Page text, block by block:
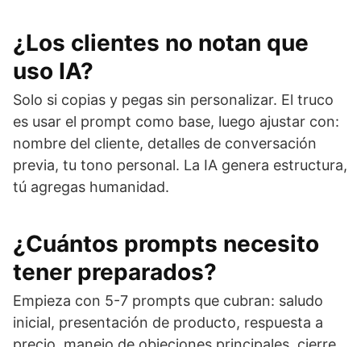
¿Los clientes no notan que
uso IA?
Solo si copias y pegas sin personalizar. El truco
es usar el prompt como base, luego ajustar con:
nombre del cliente, detalles de conversación
previa, tu tono personal. La IA genera estructura,
tú agregas humanidad.
¿Cuántos prompts necesito
tener preparados?
Empieza con 5-7 prompts que cubran: saludo
inicial, presentación de producto, respuesta a